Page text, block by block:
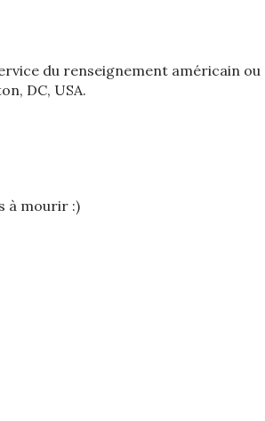
du renseignement américain ou
DC, USA.
à mourir :)